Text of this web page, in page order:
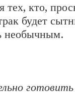
тех, кто,
будет
необычным.